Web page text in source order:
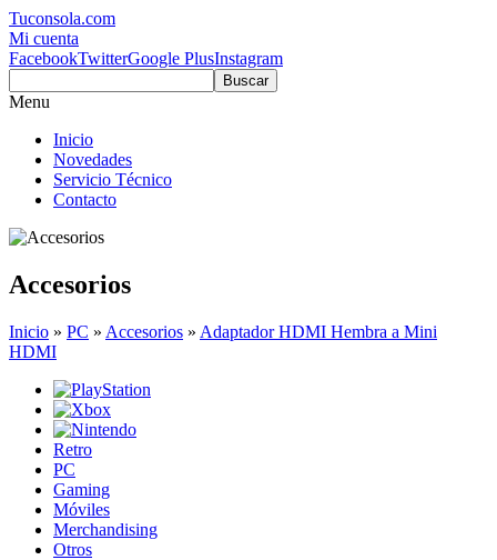
Tuconsola.com
Mi cuenta
FacebookTwitterGoogle PlusInstagram
Buscar
Menu
Inicio
Novedades
Servicio Técnico
Contacto
Accesorios
Inicio » PC » Accesorios » Adaptador HDMI Hembra a Mini
HDMI
Retro
PC
Gaming
Móviles
Merchandising
Otros